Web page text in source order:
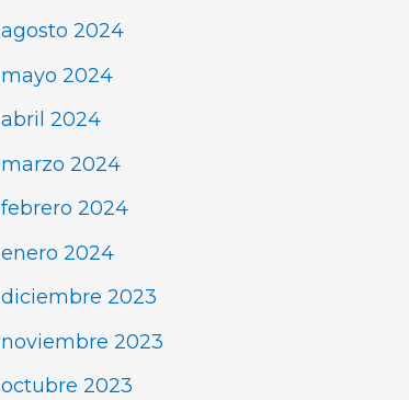
agosto 2024
mayo 2024
abril 2024
marzo 2024
febrero 2024
enero 2024
diciembre 2023
noviembre 2023
octubre 2023